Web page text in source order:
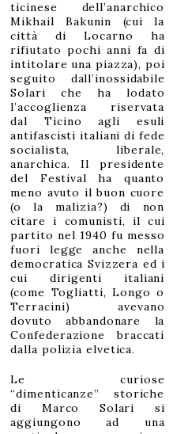
ticinese dell’anarchico
Mikhail Bakunin (cui la
città di Locarno ha
rifiutato pochi anni fa di
intitolare una piazza), poi
seguito dall’inossidabile
Solari che ha lodato
l’accoglienza riservata
dal Ticino agli esuli
antifascisti italiani di fede
socialista, liberale,
anarchica. Il presidente
del Festival ha quanto
meno avuto il buon cuore
(o la malizia?) di non
citare i comunisti, il cui
partito nel 1940 fu messo
fuori legge anche nella
democratica Svizzera ed i
cui dirigenti italiani
(come Togliatti, Longo o
Terracini) avevano
dovuto abbandonare la
Confederazione braccati
dalla polizia elvetica.
Le curiose
“dimenticanze” storiche
di Marco Solari si
aggiungono ad una